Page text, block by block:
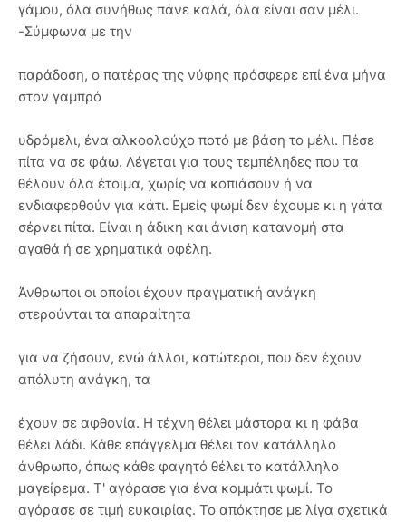
γάμου, όλα συνήθως πάνε καλά, όλα είναι σαν μέλι.
-Σύμφωνα με την
παράδοση, ο πατέρας της νύφης πρόσφερε επί ένα μήνα
στον γαμπρό
υδρόμελι, ένα αλκοολούχο ποτό με βάση το μέλι. Πέσε
πίτα να σε φάω. Λέγεται για τους τεμπέληδες που τα
θέλουν όλα έτοιμα, χωρίς να κοπιάσουν ή να
ενδιαφερθούν για κάτι. Εμείς ψωμί δεν έχουμε κι η γάτα
σέρνει πίτα. Είναι η άδικη και άνιση κατανομή στα
αγαθά ή σε χρηματικά οφέλη.
Άνθρωποι οι οποίοι έχουν πραγματική ανάγκη
στερούνται τα απαραίτητα
για να ζήσουν, ενώ άλλοι, κατώτεροι, που δεν έχουν
απόλυτη ανάγκη, τα
έχουν σε αφθονία. Η τέχνη θέλει μάστορα κι η φάβα
θέλει λάδι. Κάθε επάγγελμα θέλει τον κατάλληλο
άνθρωπο, όπως κάθε φαγητό θέλει το κατάλληλο
μαγείρεμα. Τ' αγόρασε για ένα κομμάτι ψωμί. Το
αγόρασε σε τιμή ευκαιρίας. Το απόκτησε με λίγα σχετικά